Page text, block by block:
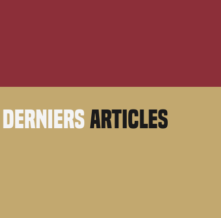
derniersarticles